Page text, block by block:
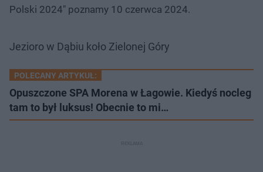
Polski 2024" poznamy 10 czerwca 2024.
Jezioro w Dąbiu koło Zielonej Góry
POLECANY ARTYKUŁ:
Opuszczone SPA Morena w Łagowie. Kiedyś nocleg
tam to był luksus! Obecnie to mi…